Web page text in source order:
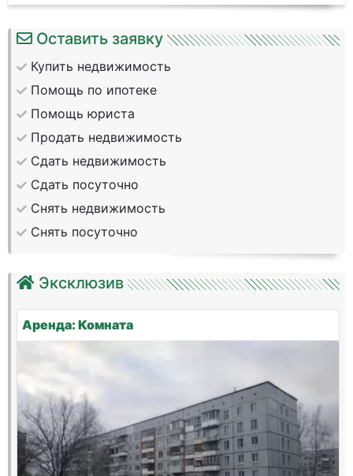
Оставить заявку
Купить недвижимость
Помощь по ипотеке
Помощь юриста
Продать недвижимость
Сдать недвижимость
Сдать посуточно
Снять недвижимость
Снять посуточно
Эксклюзив
Аренда: Комната